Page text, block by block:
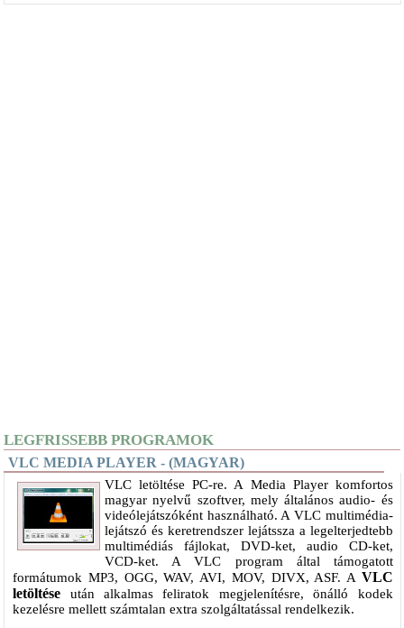
LEGFRISSEBB PROGRAMOK
VLC MEDIA PLAYER - (MAGYAR)
VLC letöltése PC-re. A Media Player komfortos
magyar nyelvű szoftver, mely általános audio- és
videólejátszóként használható. A VLC multimédia-
lejátszó és keretrendszer lejátssza a legelterjedtebb
multimédiás fájlokat, DVD-ket, audio CD-ket,
VCD-ket. A VLC program által támogatott
formátumok MP3, OGG, WAV, AVI, MOV, DIVX, ASF. A VLC
letöltése után alkalmas feliratok megjelenítésre, önálló kodek
kezelésre mellett számtalan extra szolgáltatással rendelkezik.